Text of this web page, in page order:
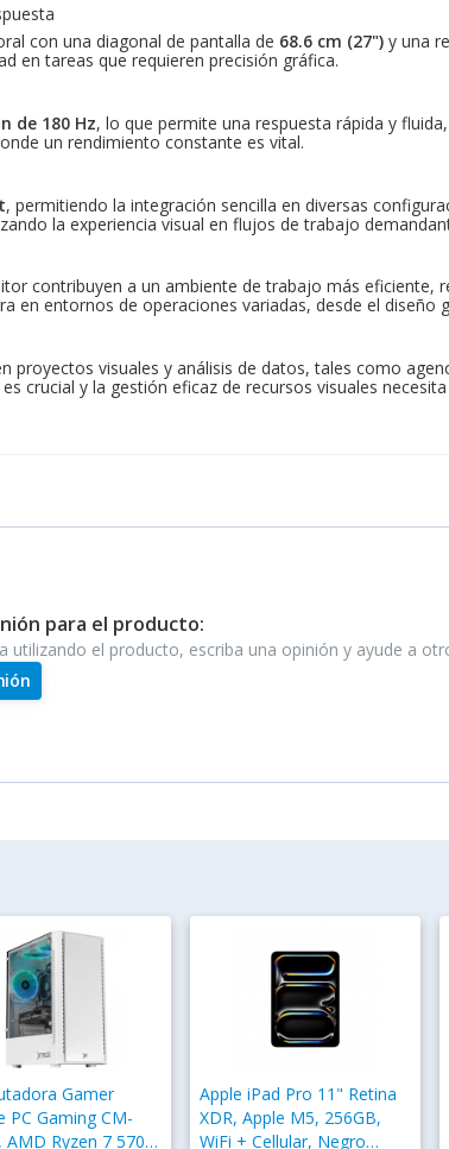
con una diagonal de pantalla de 68.6 cm (27")y una
en tareas que requieren precisión gráfica.
de 180 Hz, lo que permite una respuesta rápida y
un rendimiento constante es vital.
, permitiendo la integración sencilla en diversas
la experiencia visual en flujos de trabajo
contribuyen a un ambiente de trabajo más
en entornos de operaciones variadas, desde el diseño
proyectos visuales y análisis de datos, tales como
crucial y la gestión eficaz de recursos visuales
para el producto:
utilizando el producto, escriba una opinión y ayude a
Gamer
PC Gaming CM-
AMD Ryzen 7 5700,
Apple iPad Pro 11" Retina
XDR, Apple M5, 256GB,
WiFi + Cellular, Negro